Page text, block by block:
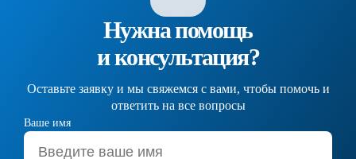
Нужна помощь
и консультация?
Оставьте заявку и мы свяжемся с вами, чтобы помочь и
ответить на все вопросы
Ваше имя